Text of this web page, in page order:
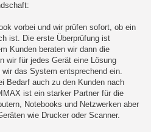
vorbei und wir prüfen sofort, ob ein
ist. Die erste Überprüfung ist
Kunden beraten wir dann die
wir für jedes Gerät eine Lösung
das System entsprechend ein.
Bedarf auch zu den Kunden nach
ist ein starker Partner für die
Notebooks und Netzwerken aber
wie Drucker oder Scanner.